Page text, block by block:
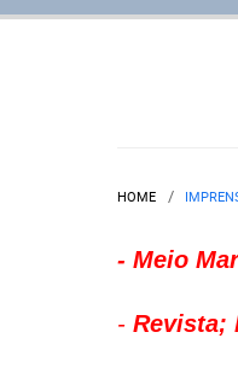
HOME
- Meio
- Revista;